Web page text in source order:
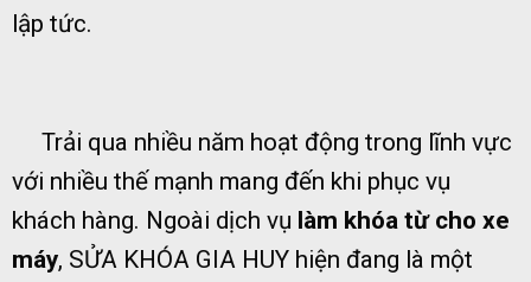
lập tức.
Trải qua nhiều năm hoạt động trong lĩnh vực
với nhiều thế mạnh mang đến khi phục vụ
khách hàng. Ngoài dịch vụ làm khóa từ cho xe
máy, SỬA KHÓA GIA HUY hiện đang là một